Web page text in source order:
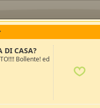
DI CASA?
Bollente! ed